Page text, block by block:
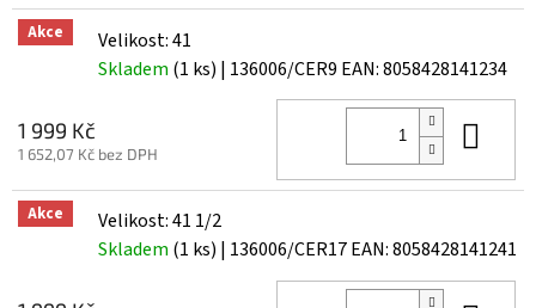
Akce
Velikost: 41
Skladem (1 ks) | 136006/CER9 EAN:8058428141234
1 999 Kč
1 652,07 Kč bez DPH
Akce
Velikost: 41 1/2
Skladem (1 ks) | 136006/CER17EAN:8058428141241